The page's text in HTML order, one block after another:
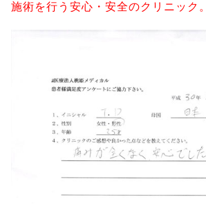
施術を行う安心・安全のクリニック。